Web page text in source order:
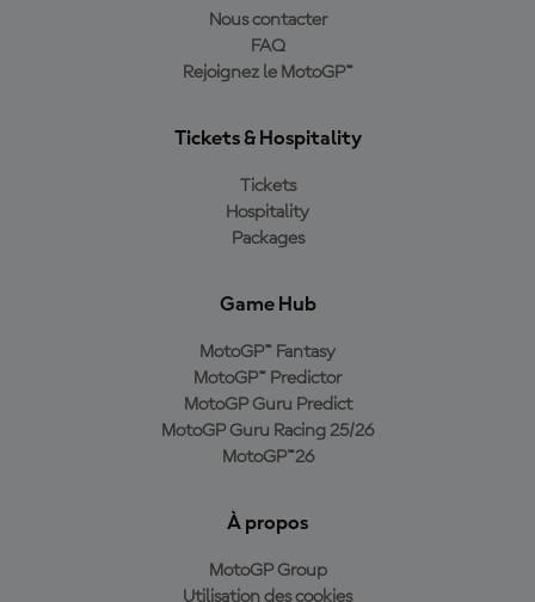
Nous contacter
FAQ
Rejoignez le MotoGP™
Tickets & Hospitality
Tickets
Hospitality
Packages
Game Hub
MotoGP™ Fantasy
MotoGP™ Predictor
MotoGP Guru Predict
MotoGP Guru Racing 25/26
MotoGP™26
À propos
MotoGP Group
Utilisation des cookies